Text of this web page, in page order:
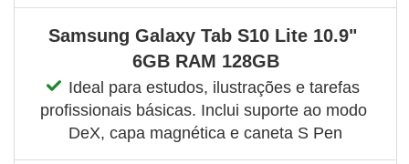
Samsung Galaxy Tab S10 Lite 10.9"
6GB RAM 128GB
Ideal para estudos, ilustrações e tarefas
profissionais básicas. Inclui suporte ao modo
DeX, capa magnética e caneta S Pen